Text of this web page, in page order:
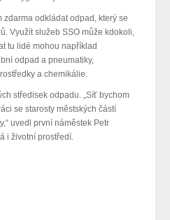
zdarma odkládat odpad, který se
Využít služeb SSO může kdokoli,
tu lidé mohou například
odpad a pneumatiky,
a chemikálie.
středisek odpadu. „Síť bychom
se starosty městských částí
uvedl první náměstek Petr
i životní prostředí.